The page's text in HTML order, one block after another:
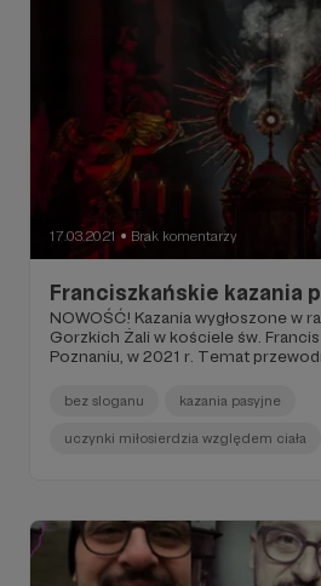
17.03.2021 ● Brak komentarzy
Franciszkańskie kazania
NOWOŚĆ! Kazania wygłoszone w
Gorzkich Żali w kościele św.
Poznaniu, w 2021 r. Temat
bez sloganu kazania pasyjne
uczynki miłosierdzia względem ciała